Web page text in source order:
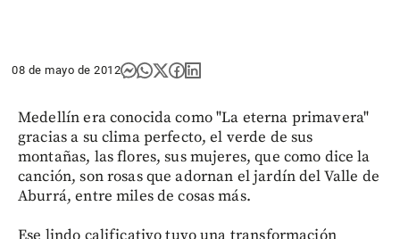
08 de mayo de 2012
Medellín era conocida como "La eterna primavera"
gracias a su clima perfecto, el verde de sus
montañas, las flores, sus mujeres, que como dice la
canción, son rosas que adornan el jardín del Valle de
Aburrá, entre miles de cosas más.
Ese lindo calificativo tuvo una transformación